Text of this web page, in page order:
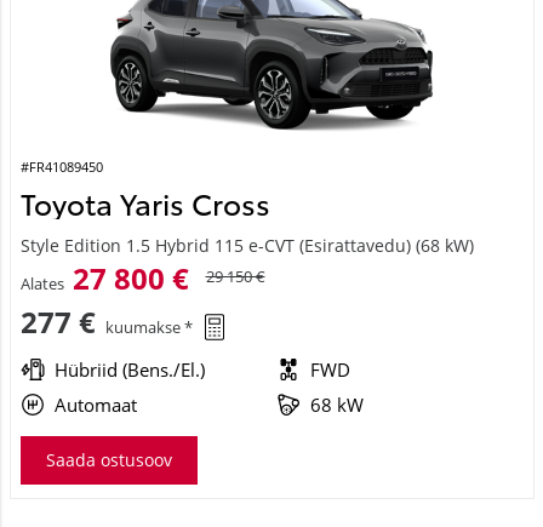
#FR41089450
Toyota Yaris Cross
Style Edition 1.5 Hybrid 115 e-CVT (Esirattavedu) (68 kW)
Alates 27 800 € 29 150 €
277 € kuumakse *
Hübriid (Bens./El.)
FWD
Automaat
68 kW
Saada ostusoov